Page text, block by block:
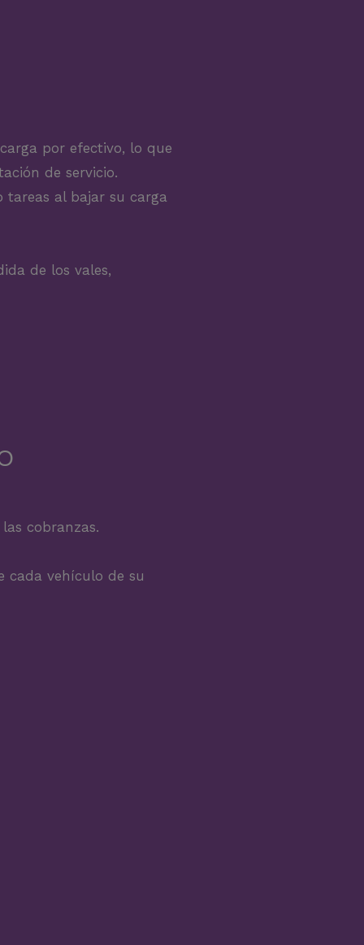
por efectivo, lo que
de servicio.
al bajar su carga
de los vales,
cobranzas.
cada vehículo de su